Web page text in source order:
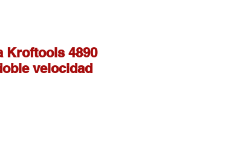
Kroftools 4890
velocidad